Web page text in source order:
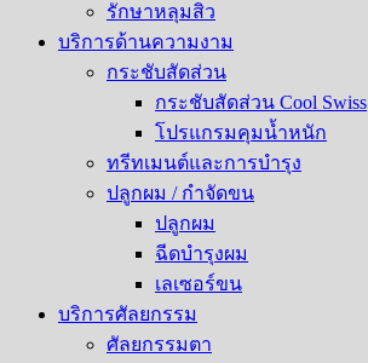
รักษาหลุมสิว​
บริการด้านความงาม
กระชับสัดส่วน
กระชับสัดส่วน Cool Swiss
โปรแกรมคุมน้ำหนัก
ทรีทเมนต์และการบำรุง
ปลูกผม / กำจัดขน
ปลูกผม
ฉีดบำรุงผม
เลเซอร์ขน
บริการศัลยกรรม
ศัลยกรรมตา